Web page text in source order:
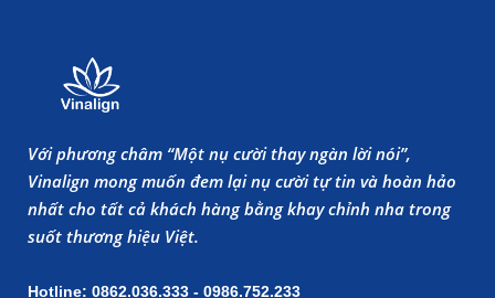
Với phương châm “Một nụ cười thay ngàn lời nói”,
Vinalign mong muốn đem lại nụ cười tự tin và hoàn hảo
nhất cho tất cả khách hàng bằng khay chỉnh nha trong
suốt thương hiệu Việt.
Hotline: 0862.036.333 - 0986.752.233